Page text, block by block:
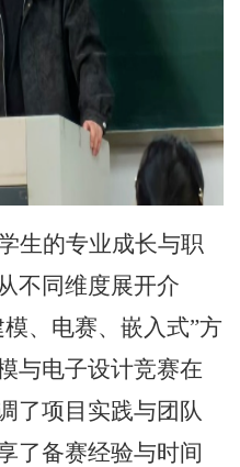
生的专业成长与职
不同维度展开介
模、电赛、嵌入式”方
与电子设计竞赛在
了项目实践与团队
了备赛经验与时间